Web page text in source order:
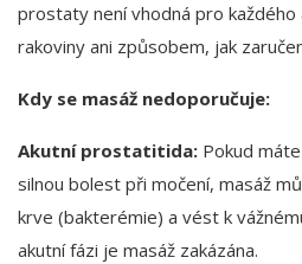
prostaty není vhodná pro každého
rakoviny ani způsobem, jak
Kdy se masáž nedoporučuje:
Akutní prostatitida: Pokud
silnou bolest při močení, masáž
krve (bakterémie) a vést k
akutní fázi je masáž zakázána.